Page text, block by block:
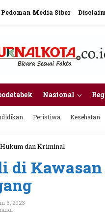
Pedoman Media Siber
Nasional
Peristiwa Kesehatan
Hukum dan Kriminal
n
g
di
3, 2023